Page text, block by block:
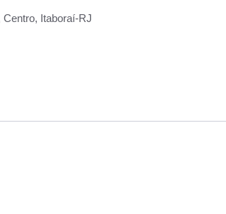
Centro, Itaboraí-RJ